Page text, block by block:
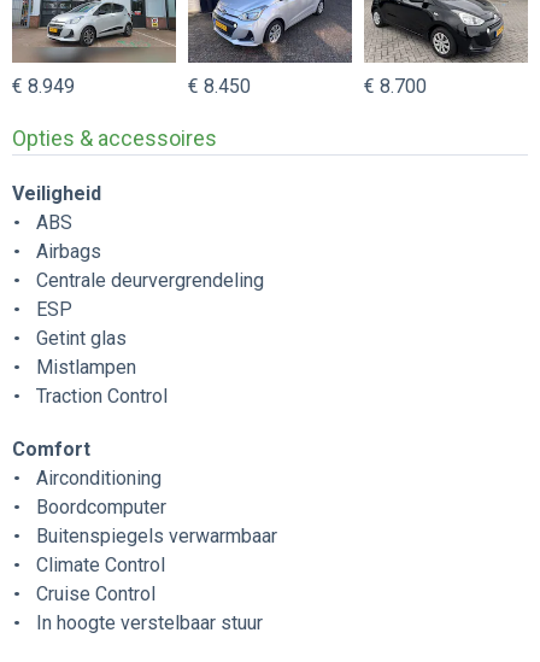
€ 8.949 € 8.450 € 8.700
Opties & accessoires
Veiligheid
ABS
Airbags
Centrale deurvergrendeling
ESP
Getint glas
Mistlampen
Traction Control
Comfort
Airconditioning
Boordcomputer
Buitenspiegels verwarmbaar
Climate Control
Cruise Control
In hoogte verstelbaar stuur